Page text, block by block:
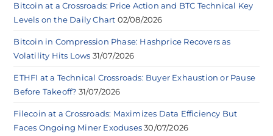
Bitcoin at a Crossroads: Price Action and BTC Technical Key
Levels on the Daily Chart 02/08/2026
Bitcoin in Compression Phase: Hashprice Recovers as
Volatility Hits Lows 31/07/2026
ETHFI at a Technical Crossroads: Buyer Exhaustion or Pause
Before Takeoff? 31/07/2026
Filecoin at a Crossroads: Maximizes Data Efficiency But
Faces Ongoing Miner Exoduses 30/07/2026